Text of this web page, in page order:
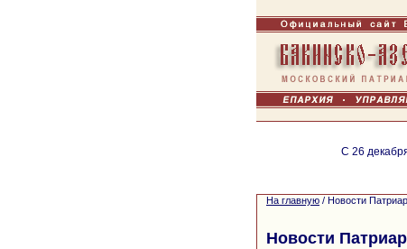
С 26
На главную / Новости
Новости